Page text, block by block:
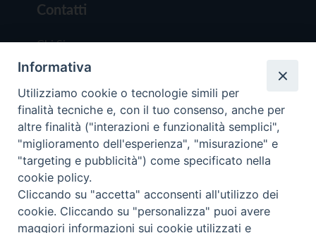
Contatti
Chi Siamo
Redazione
Scrivici
Copyright © 2019 - Tutti i diritti riservati - Vita
Trentina Editrice
Informativa
Utilizziamo cookie o tecnologie simili per
finalità tecniche e, con il tuo consenso, anche per
altre finalità ("interazioni e funzionalità semplici",
"miglioramento dell'esperienza", "misurazione" e
"targeting e pubblicità") come specificato nella
cookie policy.
Cliccando su "accetta" acconsenti all'utilizzo dei
cookie. Cliccando su "personalizza" puoi avere
maggiori informazioni sui cookie utilizzati e